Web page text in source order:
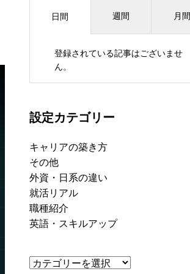
日間 週間 月間
登録されている記事はございませ
ん。
設定カテゴリー
キャリアの築き方
その他
外資・日系の違い
就活リアル
職種紹介
英語・スキルアップ